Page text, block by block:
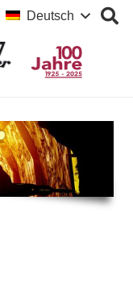
Deutsch